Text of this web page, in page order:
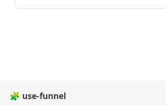
🧩 use-funnel